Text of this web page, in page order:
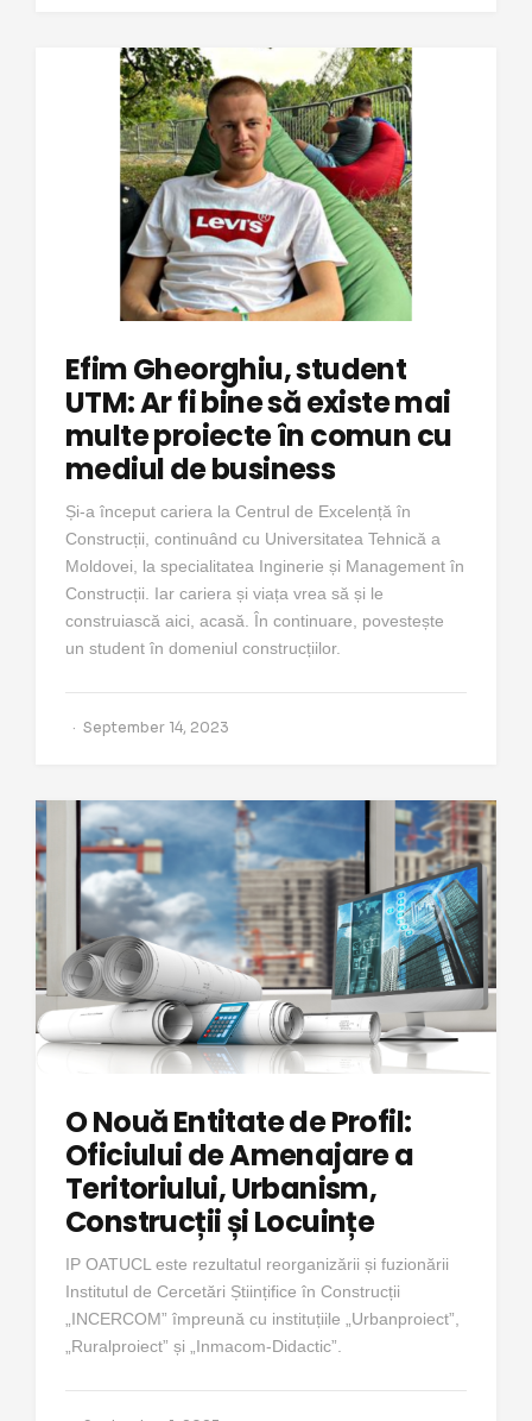
Efim Gheorghiu, student
UTM: Ar fi bine să existe mai
multe proiecte în comun cu
mediul de business
Și-a început cariera la Centrul de Excelență în
Construcții, continuând cu Universitatea Tehnică a
Moldovei, la specialitatea Inginerie și Management în
Construcții. Iar cariera și viața vrea să și le
construiască aici, acasă. În continuare, povestește
un student în domeniul construcțiilor.
September 14, 2023
O Nouă Entitate de Profil:
Oficiului de Amenajare a
Teritoriului, Urbanism,
Construcții și Locuințe
IP OATUCL este rezultatul reorganizării și fuzionării
Institutul de Cercetări Științifice în Construcții
„INCERCOM” împreună cu instituțiile „Urbanproiect”,
„Ruralproiect” și „Inmacom-Didactic”.